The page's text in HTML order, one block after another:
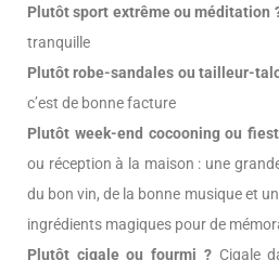
Plutôt sport extrême ou méditation
tranquille
Plutôt robe-sandales ou tailleur-
c’est de bonne facture
Plutôt week-end cocooning ou
ou réception à la maison : une
du bon vin, de la bonne musique et
ingrédients magiques pour de
Plutôt cigale ou fourmi ? Cigale